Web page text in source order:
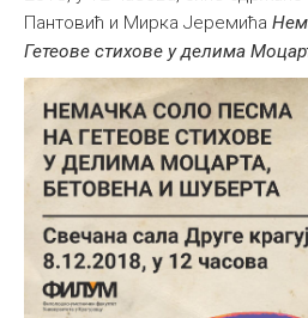
Пантовић и Мирка Јеремића
Гетеове стихове у делима